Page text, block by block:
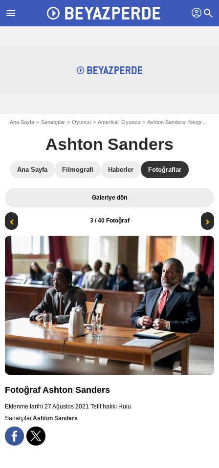
menu profil search
Ana Sayfa Sanatçılar Oyuncu Amerikalı Oyuncu Ashton Sanders: fotograflar
Ashton Sanders
Ana Sayfa Filmografi Haberler Fotoğraflar
Galeriye dön
3/ 40 Fotoğraf
Fotoğraf Ashton Sanders
Eklenme tarihi 27 Ağustos 2021 Telif hakkı Hulu
SanatçılarAshton Sanders